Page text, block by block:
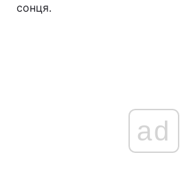
сонця.
ad